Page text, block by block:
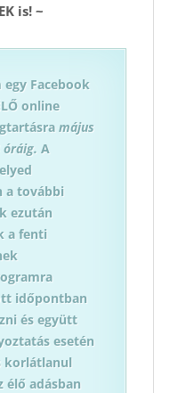
is! ~
Facebook
online
május
óráig. A
a további
ezután
a fenti
időpontban
és együtt
esetén
korlátlanul
élő adásban